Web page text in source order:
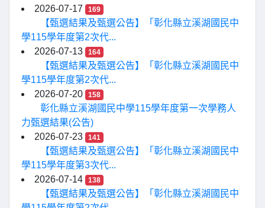
2026-07-17
169
【甄選結果及甄選公告】「彰化縣立溪湖國民中
學115學年度第2次代...
2026-07-13
164
【甄選結果及甄選公告】「彰化縣立溪湖國民中
學115學年度第2次代...
2026-07-20
158
彰化縣立溪湖國民中學115學年度第一次學務人
力甄選結果(公告)
2026-07-23
141
【甄選結果及甄選公告】「彰化縣立溪湖國民中
學115學年度第3次代...
2026-07-14
138
【甄選結果及甄選公告】「彰化縣立溪湖國民中